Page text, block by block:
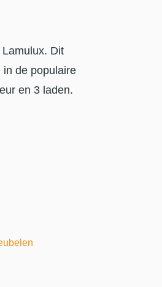
Dit
in de populaire
en 3 laden.